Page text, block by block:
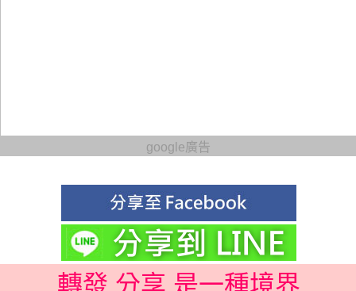
google廣告
轉發 分享 是一種境界